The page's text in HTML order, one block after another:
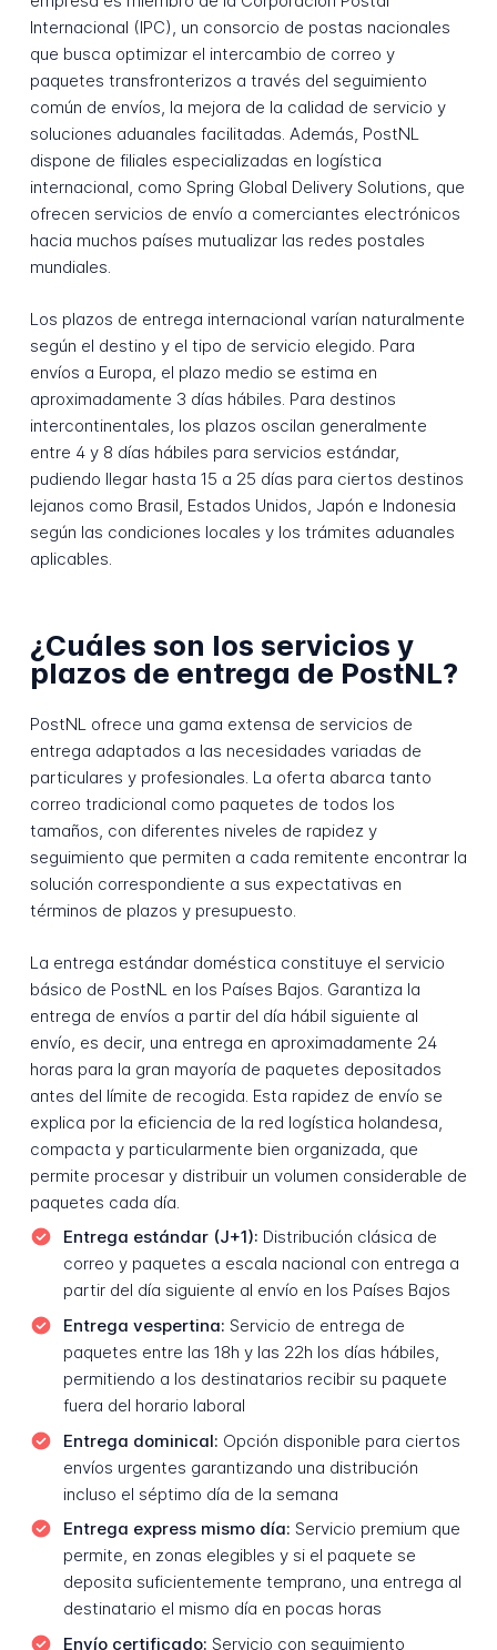
Internacional (IPC), un consorcio de postas nacionales
que busca optimizar el intercambio de correo y
paquetes transfronterizos a través del seguimiento
común de envíos, la mejora de la calidad de servicio y
soluciones aduanales facilitadas. Además, PostNL
dispone de filiales especializadas en logística
internacional, como Spring Global Delivery Solutions, que
ofrecen servicios de envío a comerciantes electrónicos
hacia muchos países mutualizar las redes postales
mundiales.
Los plazos de entrega internacional varían naturalmente
según el destino y el tipo de servicio elegido. Para
envíos a Europa, el plazo medio se estima en
aproximadamente 3 días hábiles. Para destinos
intercontinentales, los plazos oscilan generalmente
entre 4 y 8 días hábiles para servicios estándar,
pudiendo llegar hasta 15 a 25 días para ciertos destinos
lejanos como Brasil, Estados Unidos, Japón e Indonesia
según las condiciones locales y los trámites aduanales
aplicables.
¿Cuáles son los servicios y
plazos de entrega de PostNL?
PostNL ofrece una gama extensa de servicios de
entrega adaptados a las necesidades variadas de
particulares y profesionales. La oferta abarca tanto
correo tradicional como paquetes de todos los
tamaños, con diferentes niveles de rapidez y
seguimiento que permiten a cada remitente encontrar la
solución correspondiente a sus expectativas en
términos de plazos y presupuesto.
La entrega estándar doméstica constituye el servicio
básico de PostNL en los Países Bajos. Garantiza la
entrega de envíos a partir del día hábil siguiente al
envío, es decir, una entrega en aproximadamente 24
horas para la gran mayoría de paquetes depositados
antes del límite de recogida. Esta rapidez de envío se
explica por la eficiencia de la red logística holandesa,
compacta y particularmente bien organizada, que
permite procesar y distribuir un volumen considerable de
paquetes cada día.
Entrega estándar (J+1): Distribución clásica de
correo y paquetes a escala nacional con entrega a
partir del día siguiente al envío en los Países Bajos
Entrega vespertina: Servicio de entrega de
paquetes entre las 18h y las 22h los días hábiles,
permitiendo a los destinatarios recibir su paquete
fuera del horario laboral
Entrega dominical: Opción disponible para ciertos
envíos urgentes garantizando una distribución
incluso el séptimo día de la semana
Entrega express mismo día: Servicio premium que
permite, en zonas elegibles y si el paquete se
deposita suficientemente temprano, una entrega al
destinatario el mismo día en pocas horas
Envío certificado: Servicio con seguimiento